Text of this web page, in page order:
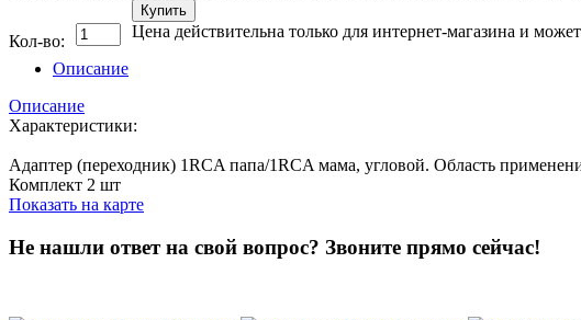
Кол-во:
Купить
Цена действительна только для интернет-магазина и
Описание
Описание
Характеристики:
Адаптер (переходник) 1RCA папа/1RCA мама, угловой. Область
Комплект 2 шт
Показать на карте
Не нашли ответ на свой вопрос? Звоните прямо сейчас!